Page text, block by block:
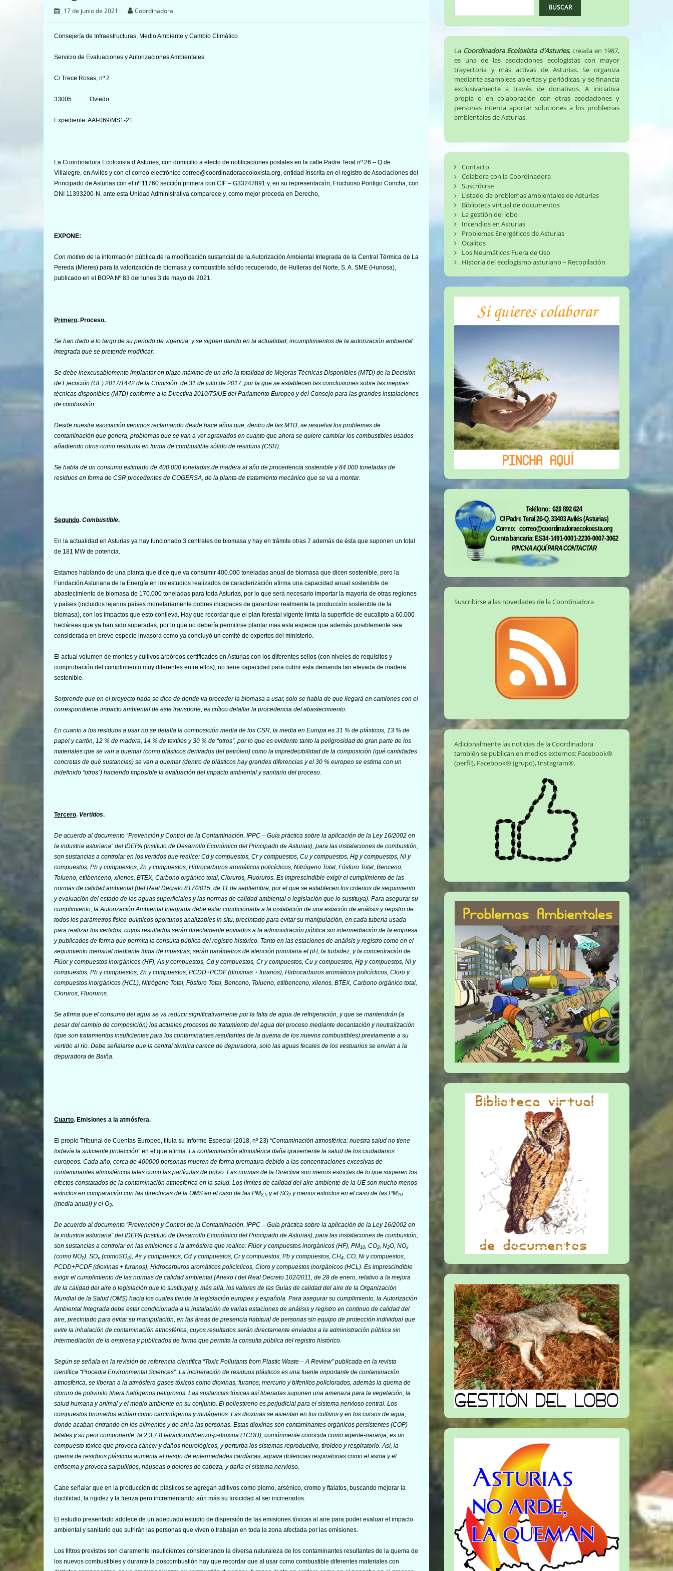
17 de junio de 2021 Coordinadora
Consejería de Infraestructuras, Medio Ambiente y Cambio Climático
Servicio de Evaluaciones y Autorizaciones Ambientales
C/ Trece Rosas, nº 2
33005 Oviedo
Expediente: AAI-069/MS1-21
La Coordinadora Ecoloxista d’Asturies, con domicilio a efecto de notificaciones postales en la calle Padre Teral nº 26 – Q de
Villalegre, en Avilés y con el correo electrónico correo@coordinadoraecoloxista.org, entidad inscrita en el registro de Asociaciones del
Principado de Asturias con el nº 11760 sección primera con CIF – G33247891 y, en su representación, Fructuoso Pontigo Concha, con
DNI 11393200-N, ante esta Unidad Administrativa comparece y, como mejor proceda en Derecho,
EXPONE:
Con motivo de la información pública de la modificación sustancial de la Autorización Ambiental Integrada de la Central Térmica de La
Pereda (Mieres) para la valorización de biomasa y combustible sólido recuperado, de Hulleras del Norte, S. A. SME (Hunosa),
publicado en el BOPA Nº 83 del lunes 3 de mayo de 2021.
Primero. Proceso.
Se han dado a lo largo de su periodo de vigencia, y se siguen dando en la actualidad, incumplimientos de la autorización ambiental
integrada que se pretende modificar.
Se debe inexcusablemente implantar en plazo máximo de un año la totalidad de Mejoras Técnicas Disponibles (MTD) de la Decisión
de Ejecución (UE) 2017/1442 de la Comisión, de 31 de julio de 2017, por la que se establecen las conclusiones sobre las mejores
técnicas disponibles (MTD) conforme a la Directiva 2010/75/UE del Parlamento Europeo y del Consejo para las grandes instalaciones
de combustión.
Desde nuestra asociación venimos reclamando desde hace años que, dentro de las MTD, se resuelva los problemas de
contaminación que genera, problemas que se van a ver agravados en cuanto que ahora se quiere cambiar los combustibles usados
añadiendo otros como residuos en forma de combustible sólido de residuos (CSR).
Se habla de un consumo estimado de 400.000 toneladas de madera al año de procedencia sostenible y 84.000 toneladas de
residuos en forma de CSR procedentes de COGERSA, de la planta de tratamiento mecánico que se va a montar.
Segundo. Combustible.
En la actualidad en Asturias ya hay funcionado 3 centrales de biomasa y hay en trámite otras 7 además de ésta que suponen un total
de 181 MW de potencia.
Estamos hablando de una planta que dice que va consumir 400.000 toneladas anual de biomasa que dicen sostenible, pero la
Fundación Asturiana de la Energía en los estudios realizados de caracterización afirma una capacidad anual sostenible de
abastecimiento de biomasa de 170.000 toneladas para toda Asturias, por lo que será necesario importar la mayoría de otras regiones
y países (incluidos lejanos países monetariamente pobres incapaces de garantizar realmente la producción sostenible de la
biomasa), con los impactos que esto conlleva. Hay que recordar que el plan forestal vigente limita la superficie de eucalipto a 60.000
hectáreas que ya han sido superadas, por lo que no debería permitirse plantar mas esta especie que además posiblemente sea
considerada en breve especie invasora como ya concluyó un comité de expertos del ministerio.
El actual volumen de montes y cultivos arbóreos certificados en Asturias con los diferentes sellos (con niveles de requisitos y
comprobación del cumplimiento muy diferentes entre ellos), no tiene capacidad para cubrir esta demanda tan elevada de madera
sostenible.
Sorprende que en el proyecto nada se dice de donde va proceder la biomasa a usar, solo se habla de que llegará en camiones con el
correspondiente impacto ambiental de este transporte, es crítico detallar la procedencia del abastecimiento.
En cuanto a los residuos a usar no se detalla la composición media de los CSR, la media en Europa es 31 % de plásticos, 13 % de
papel y cartón, 12 % de madera, 14 % de textiles y 30 % de “otros”, por lo que es evidente tanto la peligrosidad de gran parte de los
materiales que se van a quemar (como plásticos derivados del petróleo) como la impredecibilidad de la composición (qué cantidades
concretas de qué sustancias) se van a quemar (dentro de plásticos hay grandes diferencias y el 30 % europeo se estima con un
indefinido “otros”) haciendo imposible la evaluación del impacto ambiental y sanitario del proceso.
Tercero. Vertidos.
De acuerdo al documento “Prevención y Control de la Contaminación. IPPC – Guía práctica sobre la aplicación de la Ley 16/2002 en
la industria asturiana” del IDEPA (Instituto de Desarrollo Económico del Principado de Asturias), para las instalaciones de combustión,
son sustancias a controlar en los vertidos que realice: Cd y compuestos, Cr y compuestos, Cu y compuestos, Hg y compuestos, Ni y
compuestos, Pb y compuestos, Zn y compuestos, Hidrocarburos aromáticos policíclicos, Nitrógeno Total, Fósforo Total, Benceno,
Tolueno, etilbenceno, xilenos, BTEX, Carbono orgánico total, Cloruros, Fluoruros. Es imprescindible exigir el cumplimiento de las
normas de calidad ambiental (del Real Decreto 817/2015, de 11 de septiembre, por el que se establecen los criterios de seguimiento
y evaluación del estado de las aguas superficiales y las normas de calidad ambiental o legislación que lo sustituya). Para asegurar su
cumplimiento, la Autorización Ambiental Integrada debe estar condicionada a la instalación de una estación de análisis y registro de
todos los parámetros físico-químicos oportunos analizables in situ, precintado para evitar su manipulación, en cada tubería usada
para realizar los vertidos, cuyos resultados serán directamente enviados a la administración pública sin intermediación de la empresa
y publicados de forma que permita la consulta pública del registro histórico. Tanto en las estaciones de análisis y registro como en el
seguimiento mensual mediante toma de muestras, serán parámetros de atención prioritaria el pH, la turbidez, y la concentración de
Flúor y compuestos inorgánicos (HF), As y compuestos, Cd y compuestos, Cr y compuestos, Cu y compuestos, Hg y compuestos, Ni y
compuestos, Pb y compuestos, Zn y compuestos, PCDD+PCDF (dioxinas + furanos), Hidrocarburos aromáticos policíclicos, Cloro y
compuestos inorgánicos (HCL), Nitrógeno Total, Fósforo Total, Benceno, Tolueno, etilbenceno, xilenos, BTEX, Carbono orgánico total,
Cloruros, Fluoruros.
Se afirma que el consumo del agua se va reducir significativamente por la falta de agua de refrigeración, y que se mantendrán (a
pesar del cambio de composición) los actuales procesos de tratamiento del agua del proceso mediante decantación y neutralización
(que son tratamientos insuficientes para los contaminantes resultantes de la quema de los nuevos combustibles) previamente a su
vertido al río. Debe señalarse que la central térmica carece de depuradora, solo las aguas fecales de los vestuarios se envían a la
depuradora de Baiña.
Cuarto. Emisiones a la atmósfera.
El propio Tribunal de Cuentas Europeo, titula su Informe Especial (2018, nº 23) “Contaminación atmosférica: nuestra salud no tiene
todavía la suficiente protección” en el que afirma: La contaminación atmosférica daña gravemente la salud de los ciudadanos
europeos. Cada año, cerca de 400000 personas mueren de forma prematura debido a las concentraciones excesivas de
contaminantes atmosféricos tales como las partículas de polvo. Las normas de la Directiva son menos estrictas de lo que sugieren los
efectos constatados de la contaminación atmosférica en la salud. Los límites de calidad del aire ambiente de la UE son mucho menos
estrictos en comparación con las directrices de la OMS en el caso de las PM2,5 y el SO2 y menos estrictos en el caso de las PM10
(media anual) y el O3.
De acuerdo al documento “Prevención y Control de la Contaminación. IPPC – Guía práctica sobre la aplicación de la Ley 16/2002 en
la industria asturiana” del IDEPA (Instituto de Desarrollo Económico del Principado de Asturias), para las instalaciones de combustión,
son sustancias a controlar en las emisiones a la atmósfera que realice: Flúor y compuestos inorgánicos (HF), PM10, CO2, N2O, NOx
(como NO2), SOx (comoSO2), As y compuestos, Cd y compuestos, Cr y compuestos, Pb y compuestos, CH4, CO, Ni y compuestos,
PCDD+PCDF (dioxinas + furanos), Hidrocarburos aromáticos policíclicos, Cloro y compuestos inorgánicos (HCL). Es imprescindible
exigir el cumplimiento de las normas de calidad ambiental (Anexo Idel Real Decreto 102/2011, de 28 de enero, relativo a la mejora
de la calidad del aire o legislación que lo sustituya) y, más allá, los valores de las Guías de calidad del aire de la Organización
Mundial de la Salud (OMS) hacia los cuales tiende la legislación europea y española. Para asegurar su cumplimiento, la Autorización
Ambiental Integrada debe estar condicionada a la instalación de varias estaciones de análisis y registro en continuo de calidad del
aire, precintado para evitar su manipulación, en las áreas de presencia habitual de personas sin equipo de protección individual que
evite la inhalación de contaminación atmosférica, cuyos resultados serán directamente enviados a la administración pública sin
intermediación de la empresa y publicados de forma que permita la consulta pública del registro histórico.
Según se señala en la revisión de referencia científica “Toxic Pollutants from Plastic Waste – A Review” publicada en la revista
científica “Procedia Environmental Sciences”: La incineración de residuos plásticos es una fuente importante de contaminación
atmosférica, se liberan a la atmósfera gases tóxicos como dioxinas, furanos, mercurio y bifenilos policlorados, además la quema de
cloruro de polivinilo libera halógenos peligrosos. Las sustancias tóxicas así liberadas suponen una amenaza para la vegetación, la
salud humana y animal y el medio ambiente en su conjunto. El poliestireno es perjudicial para el sistema nervioso central. Los
compuestos bromados actúan como carcinógenos y mutágenos. Las dioxinas se asientan en los cultivos y en los cursos de agua,
donde acaban entrando en los alimentos y de ahí a las personas. Estas dioxinas son contaminantes orgánicos persistentes (COP)
letales y su peor componente, la 2,3,7,8 tetraclorodibenzo-p-dioxina (TCDD), comúnmente conocida como agente-naranja, es un
compuesto tóxico que provoca cáncer y daños neurológicos, y perturba los sistemas reproductivo, tiroideo y respiratorio. Así, la
quema de residuos plásticos aumenta el riesgo de enfermedades cardíacas, agrava dolencias respiratorias como el asma y el
enfisema y provoca sarpullidos, náuseas o dolores de cabeza, y daña el sistema nervioso.
Cabe señalar que en la producción de plásticos se agregan aditivos como plomo, arsénico, cromo y ftalatos, buscando mejorar la
ductilidad, la rigidez y la fuerza pero incrementando aún más su toxicidad al ser incinerados.
El estudio presentado adolece de un adecuado estudio de dispersión de las emisiones tóxicas al aire para poder evaluar el impacto
ambiental y sanitario que sufrirán las personas que viven o trabajan en toda la zona afectada por las emisiones.
Los filtros previstos son claramente insuficientes considerando la diversa naturaleza de los contaminantes resultantes de la quema de
los nuevos combustibles y durante la poscombustión hay que recordar que al usar como combustible diferentes materiales con
BUSCAR
La Coordinadora Ecoloxista d'Asturies, creada en 1987,
es una de las asociaciones ecologistas con mayor
trayectoria y más activas de Asturias. Se organiza
mediante asambleas abiertas y periódicas, y se financia
exclusivamente a través de donativos. A iniciativa
propia o en colaboración con otras asociaciones y
personas intenta aportar soluciones a los problemas
ambientales de Asturias.
Contacto
Colabora con la Coordinadora
Suscribirse
Listado de problemas ambientales de Asturias
Biblioteca virtual de documentos
La gestión del lobo
Incendios en Asturias
Problemas Energéticos de Asturias
Ocalitos
Los Neumáticos Fuera de Uso
Historia del ecologismo asturiano – Recopilación
Suscribirse a las novedades de la Coordinadora
Adicionalmente las noticias de la Coordinadora
también se publican en medios externos: Facebook®
(perfil), Facebook® (grupo), Instagram®.